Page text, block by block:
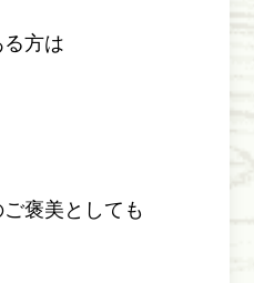
方は
褒美としても